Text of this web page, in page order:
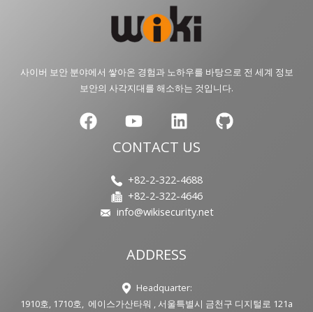
사이버 보안 분야에서 쌓아온 경험과 노하우를 바탕으로 전 세계 정보
보안의 사각지대를 해소하는 것입니다.
CONTACT US
+82-2-322-4688
+82-2-322-4646
info@wikisecurity.net
ADDRESS
Headquarter:
1910호, 1710호, 에이스가산타워 , 서울특별시 금천구 디지털로 121a